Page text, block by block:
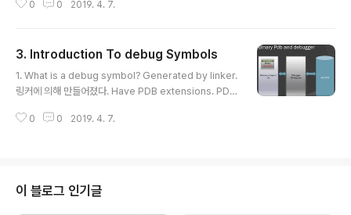
내는 Ldr로 시작하는..
cept the pdb which has generated at the same time as binary. 바
n't help as the time stamp won't match. 같은 소스 코..
0 0 2019. 4. 7.
3. Introduction To debug Symbols
1. What is a debug symbol? Generated by linker.
링커에 의해 만들어졌다. Have PDB extensions. PDB
function details. 주로 유형 세부 정보, 기능 세부 정보를
ut stack frame size, optimization information in s
ome cases. 경우에 따라 스택 프레임 크기, 최적화 정보
0 0 2019. 4. 7.
이 블로그 인기글